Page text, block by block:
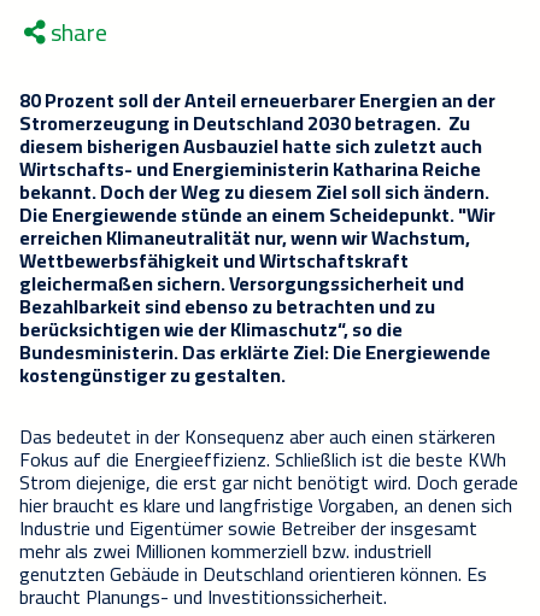
share
80 Prozent soll der Anteil erneuerbarer Energien an der
Stromerzeugung in Deutschland 2030 betragen. Zu
diesem bisherigen Ausbauziel hatte sich zuletzt auch
Wirtschafts- und Energieministerin Katharina Reiche
bekannt. Doch der Weg zu diesem Ziel soll sich ändern.
Die Energiewende stünde an einem Scheidepunkt. "Wir
erreichen Klimaneutralität nur, wenn wir Wachstum,
Wettbewerbsfähigkeit und Wirtschaftskraft
gleichermaßen sichern. Versorgungssicherheit und
Bezahlbarkeit sind ebenso zu betrachten und zu
berücksichtigen wie der Klimaschutz“, so die
Bundesministerin. Das erklärte Ziel: Die Energiewende
kostengünstiger zu gestalten.
Das bedeutet in der Konsequenz aber auch einen stärkeren
Fokus auf die Energieeffizienz. Schließlich ist die beste KWh
Strom diejenige, die erst gar nicht benötigt wird. Doch gerade
hier braucht es klare und langfristige Vorgaben, an denen sich
Industrie und Eigentümer sowie Betreiber der insgesamt
mehr als zwei Millionen kommerziell bzw. industriell
genutzten Gebäude in Deutschland orientieren können. Es
braucht Planungs- und Investitionssicherheit.